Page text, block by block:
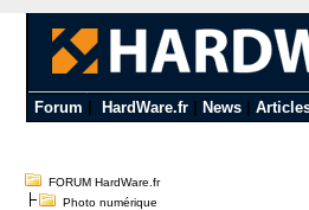
Forum HardWare.fr| News|
FORUM HardWare.fr
Photo numérique